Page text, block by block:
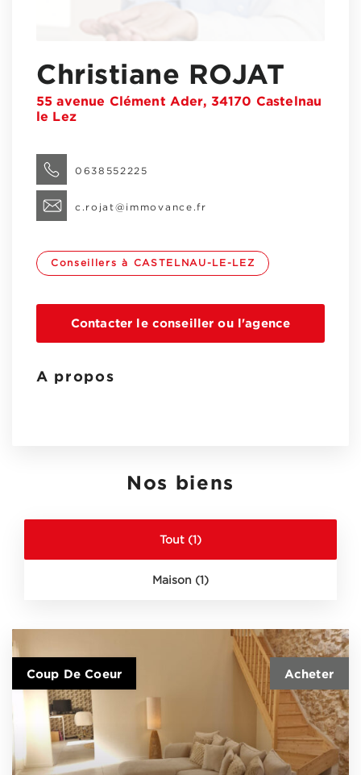
Christiane ROJAT
55 avenue Clément Ader, 34170 Castelnau
le Lez
0638552225
c.rojat@immovance.fr
Conseillers à CASTELNAU-LE-LEZ
Contacter le conseiller ou l'agence
A propos
Nos biens
Tout (1)
Maison (1)
Coup De Coeur